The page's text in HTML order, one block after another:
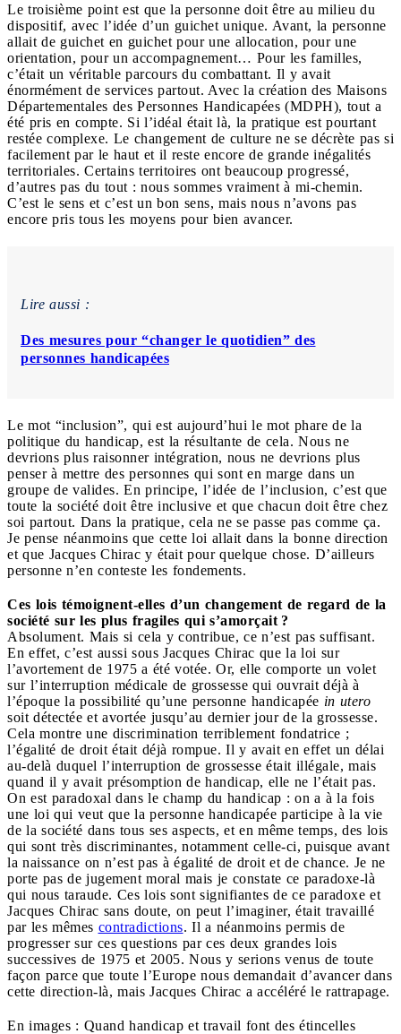
Le troisième point est que la personne doit être au milieu du
dispositif, avec l’idée d’un guichet unique. Avant, la personne
allait de guichet en guichet pour une allocation, pour une
orientation, pour un accompagnement… Pour les familles,
c’était un véritable parcours du combattant. Il y avait
énormément de services partout. Avec la création des Maisons
Départementales des Personnes Handicapées (MDPH), tout a
été pris en compte. Si l’idéal était là, la pratique est pourtant
restée complexe. Le changement de culture ne se décrète pas si
facilement par le haut et il reste encore de grande inégalités
territoriales. Certains territoires ont beaucoup progressé,
d’autres pas du tout : nous sommes vraiment à mi-chemin.
C’est le sens et c’est un bon sens, mais nous n’avons pas
encore pris tous les moyens pour bien avancer.
Lire aussi :
Des mesures pour “changer le quotidien” des
personnes handicapées
Le mot “inclusion”, qui est aujourd’hui le mot phare de la
politique du handicap, est la résultante de cela. Nous ne
devrions plus raisonner intégration, nous ne devrions plus
penser à mettre des personnes qui sont en marge dans un
groupe de valides. En principe, l’idée de l’inclusion, c’est que
toute la société doit être inclusive et que chacun doit être chez
soi partout. Dans la pratique, cela ne se passe pas comme ça.
Je pense néanmoins que cette loi allait dans la bonne direction
et que Jacques Chirac y était pour quelque chose. D’ailleurs
personne n’en conteste les fondements.
Ces lois témoignent-elles d’un changement de regard de la
société sur les plus fragiles qui s’amorçait ?
Absolument. Mais si cela y contribue, ce n’est pas suffisant.
En effet, c’est aussi sous Jacques Chirac que la loi sur
l’avortement de 1975 a été votée. Or, elle comporte un volet
sur l’interruption médicale de grossesse qui ouvrait déjà à
l’époque la possibilité qu’une personne handicapée in utero
soit détectée et avortée jusqu’au dernier jour de la grossesse.
Cela montre une discrimination terriblement fondatrice ;
l’égalité de droit était déjà rompue. Il y avait en effet un délai
au-delà duquel l’interruption de grossesse était illégale, mais
quand il y avait présomption de handicap, elle ne l’était pas.
On est paradoxal dans le champ du handicap : on a à la fois
une loi qui veut que la personne handicapée participe à la vie
de la société dans tous ses aspects, et en même temps, des lois
qui sont très discriminantes, notamment celle-ci, puisque avant
la naissance on n’est pas à égalité de droit et de chance. Je ne
porte pas de jugement moral mais je constate ce paradoxe-là
qui nous taraude. Ces lois sont signifiantes de ce paradoxe et
Jacques Chirac sans doute, on peut l’imaginer, était travaillé
par les mêmes contradictions. Il a néanmoins permis de
progresser sur ces questions par ces deux grandes lois
successives de 1975 et 2005. Nous y serions venus de toute
façon parce que toute l’Europe nous demandait d’avancer dans
cette direction-là, mais Jacques Chirac a accéléré le rattrapage.
En images : Quand handicap et travail font des étincelles